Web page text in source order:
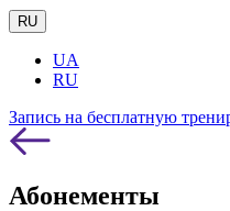
RU
UA
RU
Запись на бесплатную
Абонементы